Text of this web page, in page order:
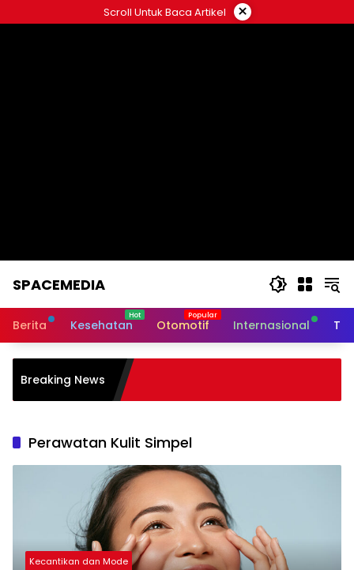
to
Scroll Untuk Baca Artikel ×
SPACEMEDIA
Berita Kesehatan Otomotif Internasional
Breaking News
Transformasi
Perawatan Kulit Simpel
Kecantikan dan Mode